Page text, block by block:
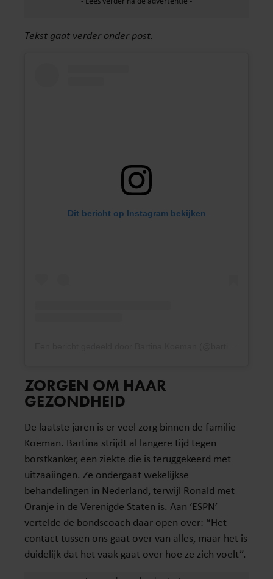
Tekst gaat verder onder post.
Dit bericht op Instagram bekijken
ZORGEN OM HAAR
GEZONDHEID
De laatste jaren is er veel zorg binnen de familie
Koeman. Bartina strijdt al langere tijd tegen
borstkanker, een ziekte die is teruggekeerd met
uitzaaiingen. Ze ondergaat wekelijkse
behandelingen in Nederland, terwijl Ronald met
Oranje in de Verenigde Staten is. Aan ‘ESPN’
vertelde de bondscoach daar open over: “Het
contact tussen ons gaat over van alles, maar het is
duidelijk dat het vaak gaat over hoe ze zich voelt”.